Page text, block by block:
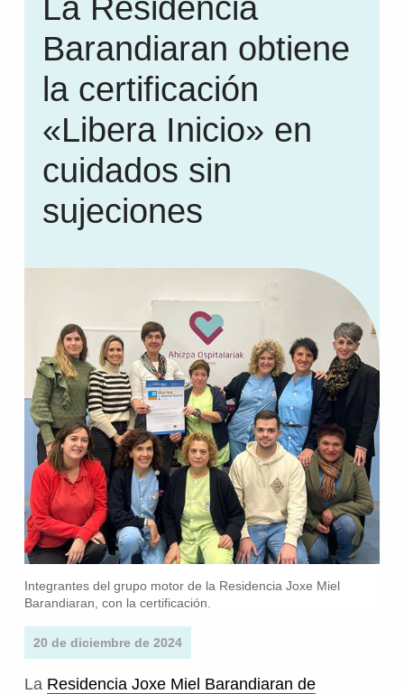
La Residencia
Barandiaran obtiene
la certificación
«Libera Inicio» en
cuidados sin
sujeciones
Integrantes del grupo motor de la Residencia Joxe Miel
Barandiaran, con la certificación.
20 de diciembre de 2024
La Residencia Joxe Miel Barandiaran de